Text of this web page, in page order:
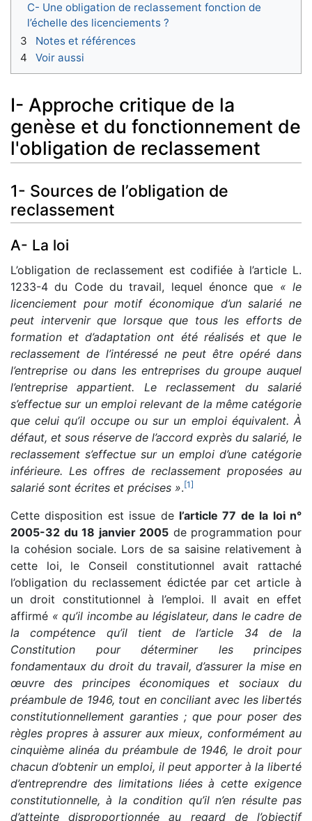
C- Une obligation de reclassement fonction de
l’échelle des licenciements ?
3
Notes et références
4
Voir aussi
I- Approche critique de la
genèse et du fonctionnement de
l'obligation de reclassement
1- Sources de l’obligation de
reclassement
A- La loi
L’obligation de reclassement est codifiée à l’article L.
1233-4 du Code du travail, lequel énonce que « le
licenciement pour motif économique d’un salarié ne
peut intervenir que lorsque que tous les efforts de
formation et d’adaptation ont été réalisés et que le
reclassement de l’intéressé ne peut être opéré dans
l’entreprise ou dans les entreprises du groupe auquel
l’entreprise appartient. Le reclassement du salarié
s’effectue sur un emploi relevant de la même catégorie
que celui qu’il occupe ou sur un emploi équivalent. À
défaut, et sous réserve de l’accord exprès du salarié, le
reclassement s’effectue sur un emploi d’une catégorie
inférieure. Les offres de reclassement proposées au
salarié sont écrites et précises ».[1]
Cette disposition est issue de l’article 77 de la loi n°
2005-32 du 18 janvier 2005 de programmation pour
la cohésion sociale. Lors de sa saisine relativement à
cette loi, le Conseil constitutionnel avait rattaché
l’obligation du reclassement édictée par cet article à
un droit constitutionnel à l’emploi. Il avait en effet
affirmé « qu’il incombe au législateur, dans le cadre de
la compétence qu’il tient de l’article 34 de la
Constitution pour déterminer les principes
fondamentaux du droit du travail, d’assurer la mise en
œuvre des principes économiques et sociaux du
préambule de 1946, tout en conciliant avec les libertés
constitutionnellement garanties ; que pour poser des
règles propres à assurer aux mieux, conformément au
cinquième alinéa du préambule de 1946, le droit pour
chacun d’obtenir un emploi, il peut apporter à la liberté
d’entreprendre des limitations liées à cette exigence
constitutionnelle, à la condition qu’il n’en résulte pas
d’atteinte disproportionnée au regard de l’objectif